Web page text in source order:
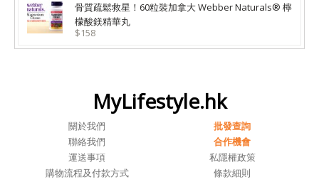
骨質疏鬆救星！60粒裝加拿大 Webber Naturals® 檸
檬酸鎂精華丸
$158
MyLifestyle.hk
關於我們
批發查詢
聯絡我們
合作機會
運送事項
私隱權政策
購物流程及付款方式
條款細則